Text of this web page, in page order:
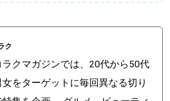
ク
ラクマガジンでは、20代から50代
女をターゲットに毎回異なる切り